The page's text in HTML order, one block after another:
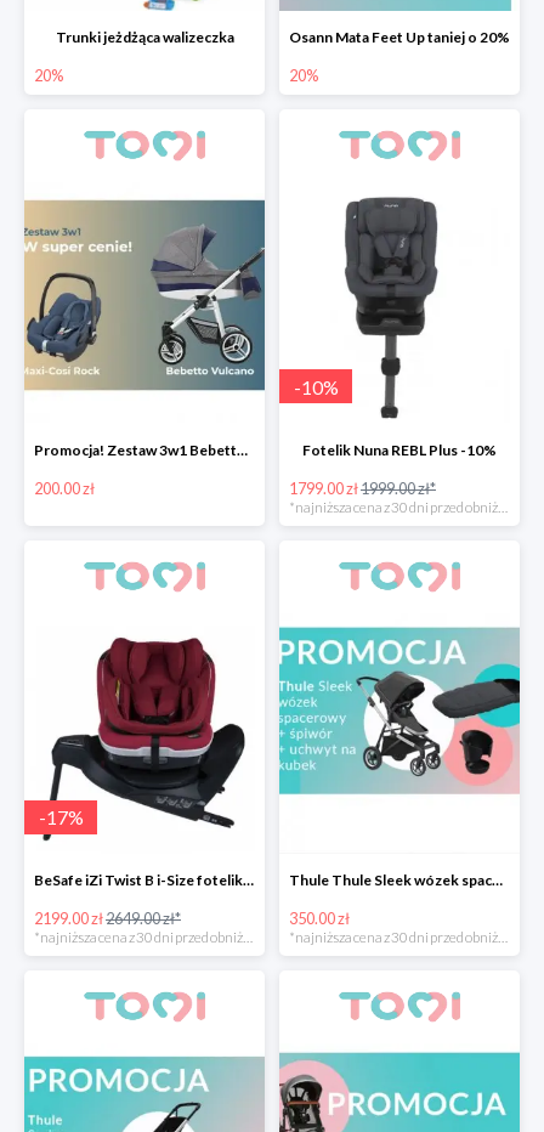
Trunki jeżdżąca walizeczka
20%
Osann Mata Feet Up taniej o 20%
20%
Promocja! Zestaw 3w1 Bebetto Vulcano z fotelikiem samochodowym taniej o 200zł
200.00 zł
-10%
Fotelik Nuna REBL Plus -10%
1799.00 zł1999.00 zł*
-17%
BeSafe iZi Twist B i-Size fotelik przekręcany -17%
2199.00 zł2649.00 zł*
*najniższa cena z 30 dni przed obniżką
Thule Thule Sleek wózek spacerowy + śpiwór + uchwyt na kubek -350zł
350.00 zł
*najniższa cena z 30 dni przed obniżką